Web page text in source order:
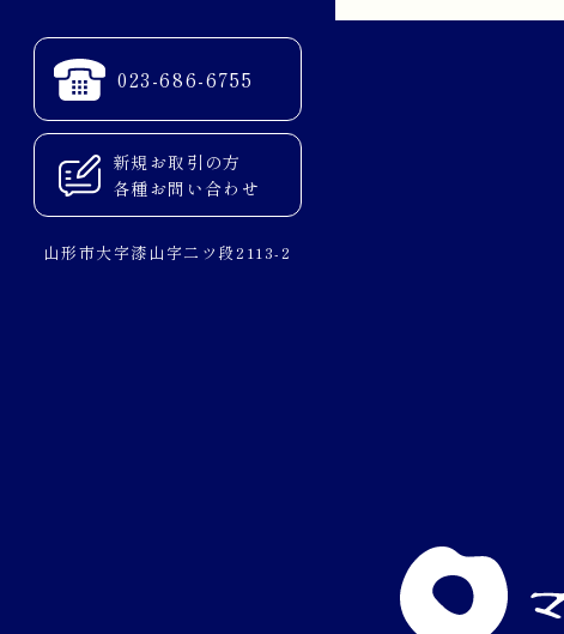
023-686-6755
新規お取引の方
各種お問い合わせ
山形市大字漆山字二ツ段2113-2